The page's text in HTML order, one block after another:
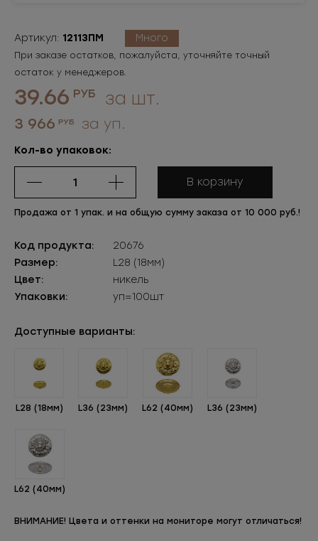
Артикул: 12113ПМ Много
При заказе остатков, пожалуйста, уточняйте точный
остаток у менеджеров.
39.66 РУБ за шт.
3 966 РУБ за уп.
Кол-во упаковок:
В корзину
Продажа от 1 упак. и на общую сумму заказа от 10 000 руб.!
Код продукта:
20676
Размер:
L28 (18мм)
Цвет:
никель
Упаковки:
уп=100шт
Доступные варианты:
L28 (18мм) L36 (23мм) L62 (40мм) L36 (23мм)
L62 (40мм)
ВНИМАНИЕ! Цвета и оттенки на мониторе могут отличаться!